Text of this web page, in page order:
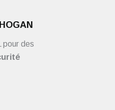
pour des